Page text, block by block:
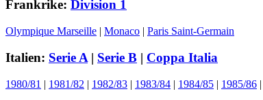
Frankrike: Division 1
Olympique Marseille | Monaco | Paris Saint-Germain
Italien: Serie A | Serie B | Coppa Italia
1980/81 | 1981/82 | 1982/83 | 1983/84 | 1984/85 | 1985/86 |